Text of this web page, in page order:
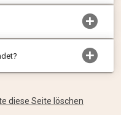
diese Seite löschen